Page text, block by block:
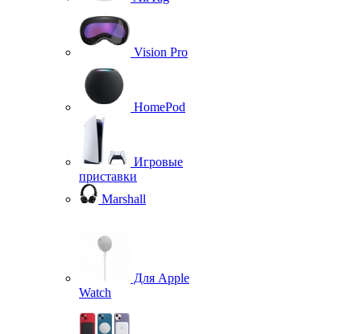
Vision Pro
HomePod
Игровые
приставки
Marshall
Для Apple
Watch